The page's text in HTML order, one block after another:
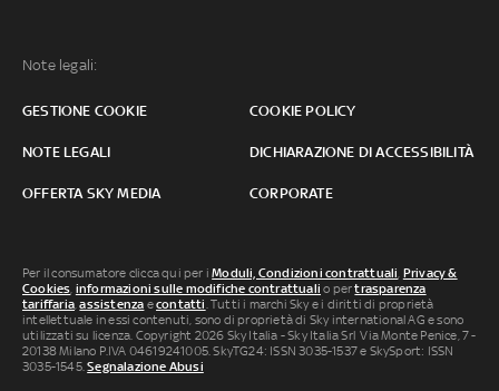
Note legali:
GESTIONE COOKIE COOKIE POLICY
NOTE LEGALI DICHIARAZIONE DI ACCESSIBILITÀ
OFFERTA SKY MEDIA CORPORATE
Per il consumatore clicca qui per iModuli, Condizioni contrattuali Privacy &
Cookies informazioni sulle modifiche contrattuali o pertrasparenza
tariffaria ,assistenza econtatti . Tutti i marchi Sky e i diritti di proprietà
intellettuale in essi contenuti, sono di proprietà di Sky international AG e sono
utilizzati su licenza. Copyright 2026 Sky Italia - Sky Italia Srl Via Monte Penice, 7 -
20138 Milano P.IVA 04619241005. SkyTG24: ISSN 3035-1537 e SkySport: ISSN
3035-1545.Segnalazione Abusi